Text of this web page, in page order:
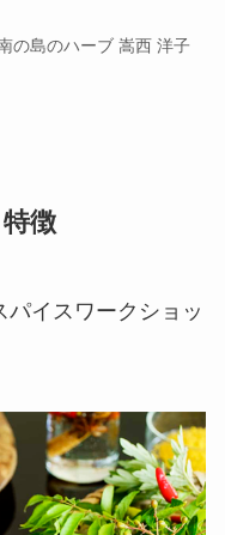
の島のハーブ 嵩西 洋子
徴
イスワークショッ